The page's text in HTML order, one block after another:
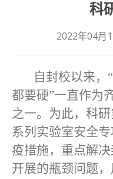
科
2022年04月
自封校以来，
都要硬”一直作为
之一。为此，科
系列实验室安全
疫措施，重点解
开展的瓶颈问题